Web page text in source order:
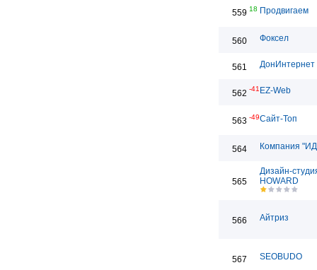
559 18 Продвигаем
560 Фоксел
561 ДонИнтернет
562 -41 EZ-Web
563 -49Сайт-Топ
564 Компания
565
Дизайн-
HOWARD
566 Айтриз
567 SEOBUDO